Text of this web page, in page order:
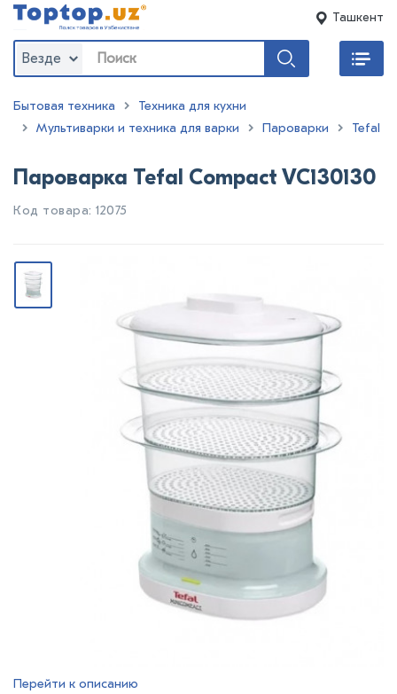
Ташкент
Везде
Бытовая техника
Техника для кухни
Мультиварки и техника для варки
Пароварки Tefal
Пароварка Tefal Compact VC130130
Код товара: 12075
Перейти к описанию